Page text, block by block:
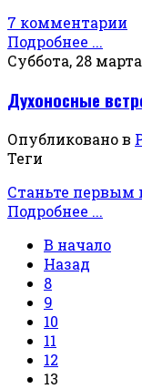
7 комментарии
Подробнее ...
Суббота, 28
Духоносные
Опубликовано в
Теги
Станьте первым
Подробнее ...
В начало
Назад
8
9
10
11
12
13